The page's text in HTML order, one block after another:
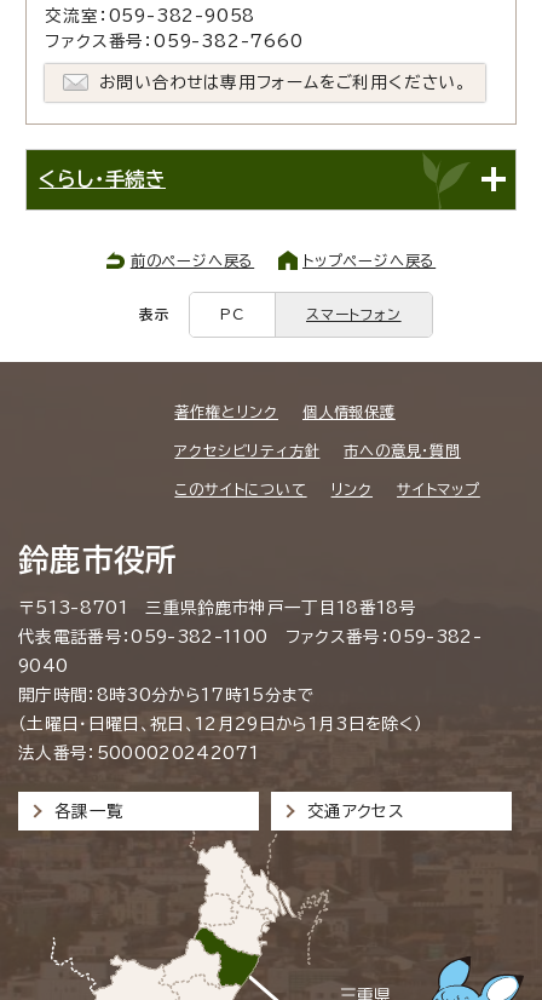
交流室：059-382-9058
ファクス番号：059-382-7660
お問い合わせは専用フォームをご利用ください。
くらし・手続き
前のページへ戻る トップページへ戻る
表示 PC スマートフォン
著作権とリンク 個人情報保護
アクセシビリティ方針 市への意見・質問
このサイトについて リンク サイトマップ
鈴鹿市役所
〒513-8701 三重県鈴鹿市神戸一丁目18番18号
代表電話番号：059-382-1100 ファクス番号：059-382-
9040
開庁時間：8時30分から17時15分まで
（土曜日・日曜日、祝日、12月29日から1月3日を除く）
法人番号：5000020242071
各課一覧 交通アクセス